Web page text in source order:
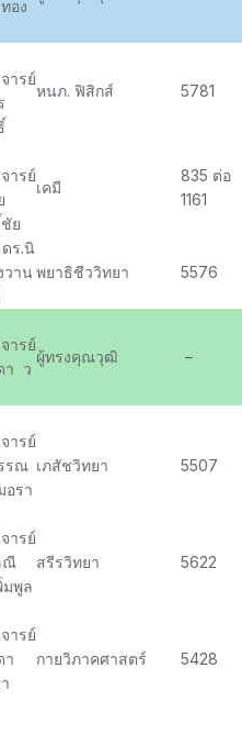
อง
ารย์
หนภ. ฟิสิกส์ 5781
ารย์
ย
เคมี
835 ต่อ
1161
ร.นิ
าน พยาธิชีววิทยา 5576
ารย์
า ว
ผู้ทรงคุณวุฒิ –
ารย์
รณ
อรา
เภสัชวิทยา 5507
ารย์
ณี
พูล
สรีรวิทยา 5622
ารย์
า
กายวิภาคศาสตร์ 5428